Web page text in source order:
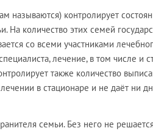
называются) контролирует
На количество этих семей
со всеми участниками
лечение, в том числе и
также количество
лечении в стационаре и не даёт ни
семьи. Без него не